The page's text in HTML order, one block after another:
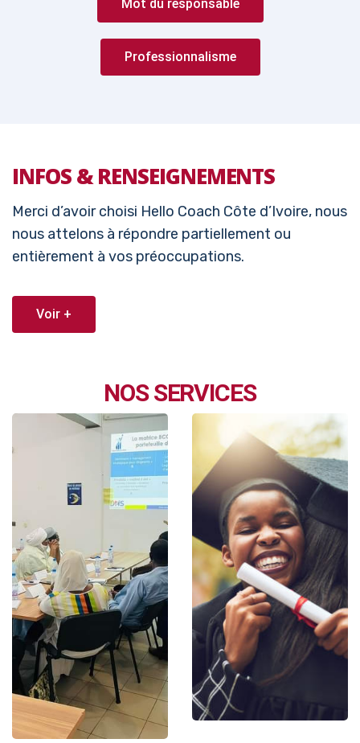
Mot du responsable
Professionnalisme
INFOS & RENSEIGNEMENTS
Merci d’avoir choisi Hello Coach Côte d’Ivoire, nous
nous attelons à répondre partiellement ou
entièrement à vos préoccupations.
Voir +
NOS SERVICES